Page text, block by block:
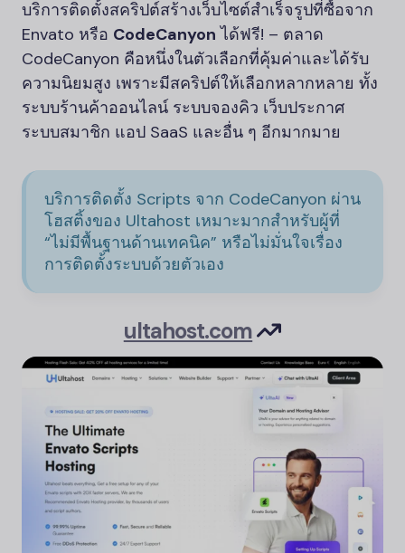
บริการติดตั้งสคริปต์สร้างเว็บไซต์สำเร็จรูปที่ซื้อจาก
Envato หรือ CodeCanyon ได้ฟรี! – ตลาด
CodeCanyon คือหนึ่งในตัวเลือกที่คุ้มค่าและได้รับ
ความนิยมสูง เพราะมีสคริปต์ให้เลือกหลากหลาย ทั้ง
ระบบร้านค้าออนไลน์ ระบบจองคิว เว็บประกาศ
ระบบสมาชิก แอป SaaS และอื่น ๆ อีกมากมาย
บริการติดตั้ง Scripts จาก CodeCanyon ผ่าน
โฮสติ้งของ Ultahost เหมาะมากสำหรับผู้ที่
“ไม่มีพื้นฐานด้านเทคนิค” หรือไม่มั่นใจเรื่อง
การติดตั้งระบบด้วยตัวเอง
ultahost.com